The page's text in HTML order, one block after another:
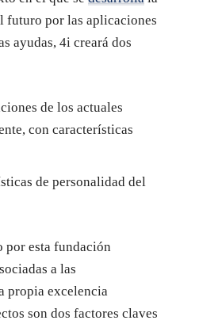
futuro por las aplicaciones
ayudas, 4i creará dos
de los actuales
con características
de personalidad del
por esta fundación
a las
propia excelencia
son dos factores claves